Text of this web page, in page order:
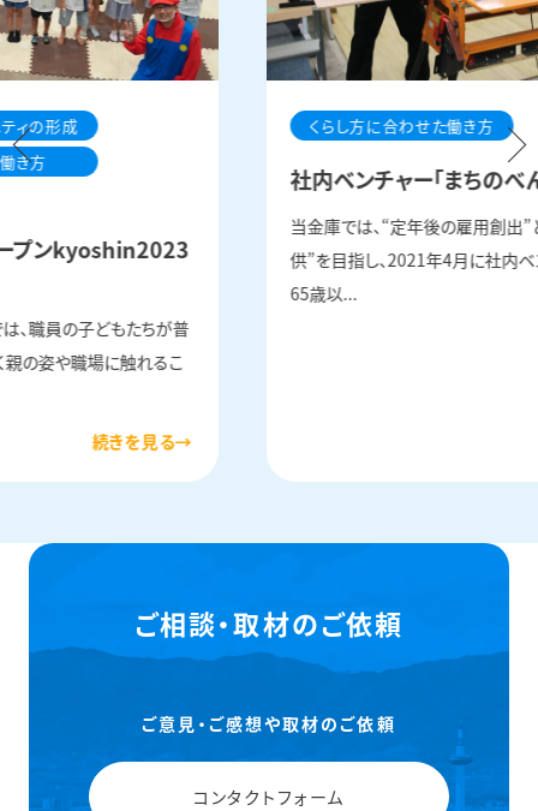
ィの形成
き方
プンkyoshin2023
は、職員の子どもたちが普
親の姿や職場に触れるこ
くらし方に合わせた働き方
社内ベンチャー「まちのべ
当金庫では、“定年後の雇用創出
供”を目指し、2021年4月に社内ベ
65歳以...
ご相談・取材のご依頼
ご意見・ご感想や取材のご依頼
コンタクトフォーム